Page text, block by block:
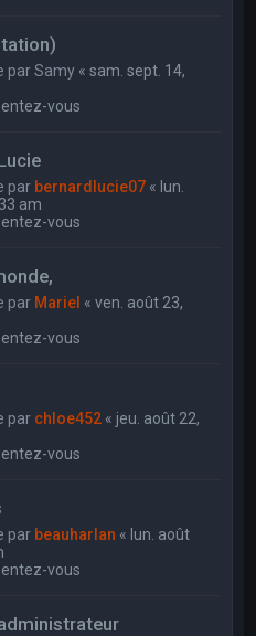
parSamy «sam. sept. 14,
vous
par bernardlucie07 « lun.
am
vous
par Mariel «ven. août 23,
vous
par chloe452 « jeu. août 22,
vous
par beauharlan « lun. août
vous